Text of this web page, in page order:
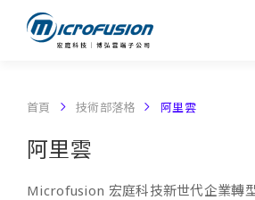
首頁 技術部落格 阿里雲
阿里雲
Microfusion 宏庭科技新世代企業轉